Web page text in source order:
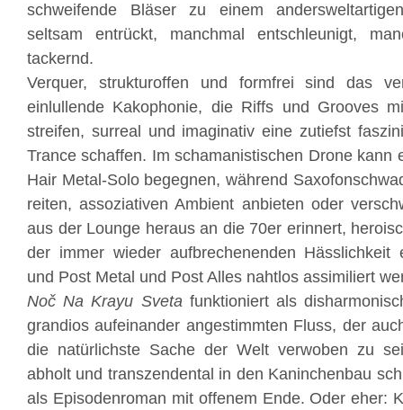
schweifende Bläser zu einem
seltsam entrückt, manchmal entschleunigt,
tackernd.
Verquer, strukturoffen und formfrei sind das
einlullende Kakophonie, die Riffs und Grooves
streifen, surreal und imaginativ eine zutiefst
Trance schaffen. Im schamanistischen Drone kann
Hair Metal-Solo begegnen, während
reiten, assoziativen Ambient anbieten oder
aus der Lounge heraus an die 70er erinnert,
der immer wieder aufbrechenenden Hässlichkeit
und Post Metal und Post Alles nahtlos assimiliert
Noč Na Krayu Svetafunktioniert als
grandios aufeinander angestimmten Fluss, der
die natürlichste Sache der Welt verwoben zu
abholt und transzendental in den Kaninchenbau
als Episodenroman mit offenem Ende. Oder eher: